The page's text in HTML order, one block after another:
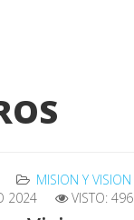
MISION Y VISION
2024
VISTO: 496